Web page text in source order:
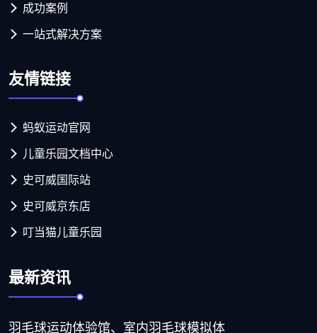
成功案例
一站式解决方案
友情链接
蚂蚁运动官网
儿童乐园文档中心
史可威国际站
史可威京东店
叮当猫儿童乐园
最新资讯
羽毛球运动体验馆、室内羽毛球模拟体